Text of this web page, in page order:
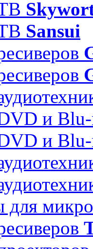
Sansui
и
и